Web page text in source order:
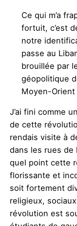
Ce qui m’a
fortuit, c’est
notre
passe au
brouillée par
géopolitique
Moyen-Orient
J’ai fini comme
de cette
rendais visite à
dans les rues de
quel point cette
florissante et
soit fortement
religieux,
révolution est